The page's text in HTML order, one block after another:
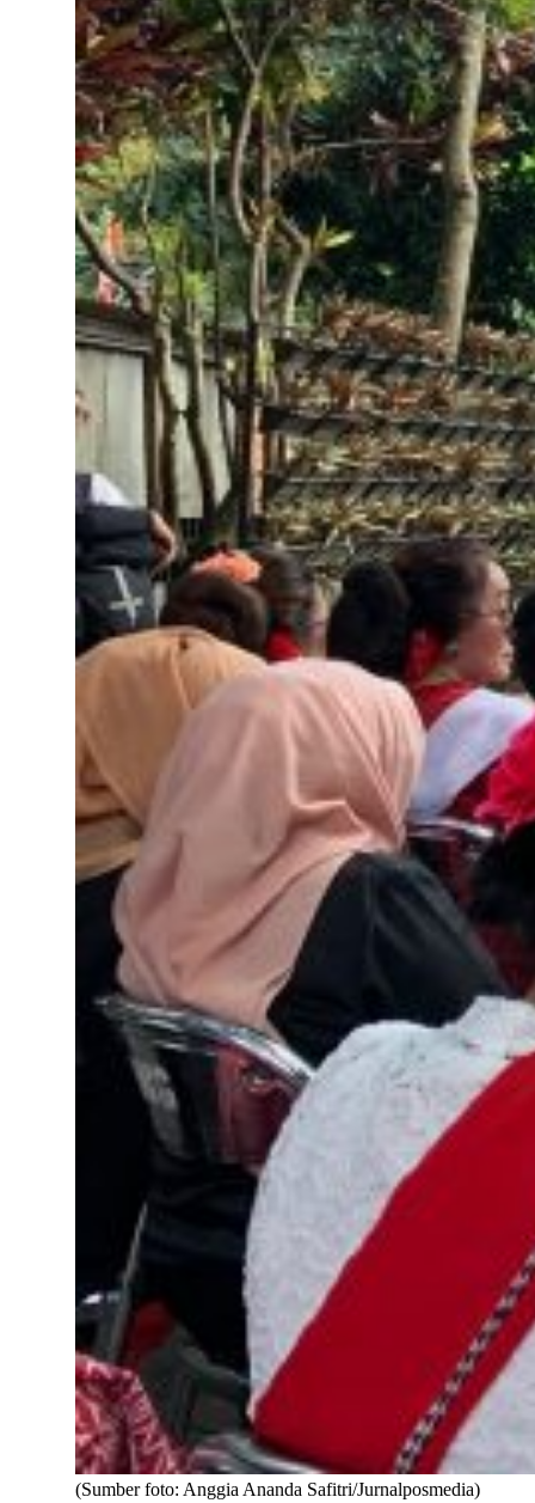
(Sumber foto: Anggia Ananda Safitri/Jurnalposmedia)